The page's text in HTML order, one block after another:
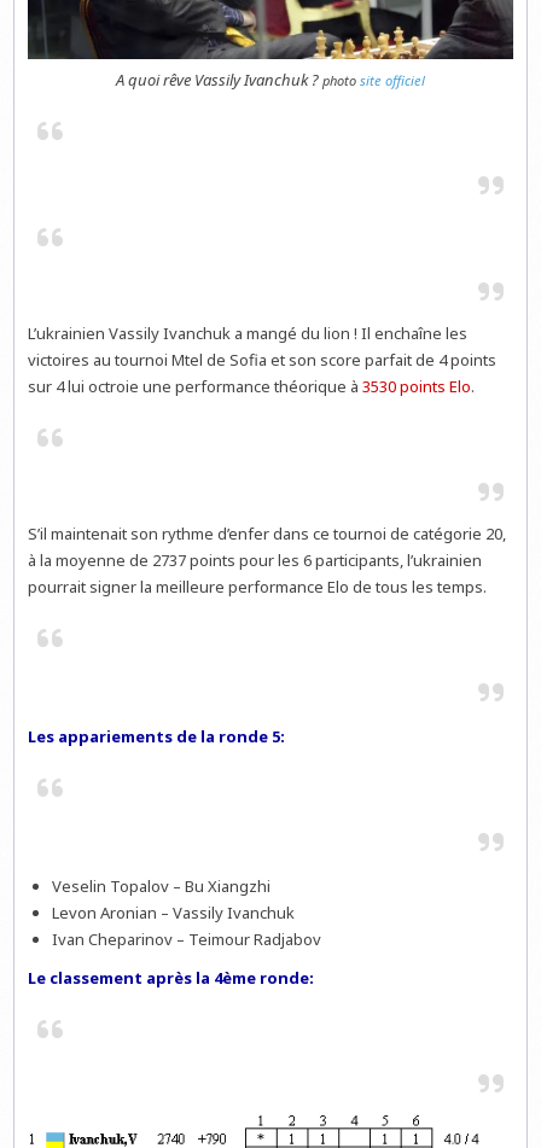
A quoi rêve Vassily Ivanchuk ? photo site officiel
L’ukrainien Vassily Ivanchuk a mangé du lion ! Il enchaîne les
victoires au tournoi Mtel de Sofia et son score parfait de 4 points
sur 4 lui octroie une performance théorique à3530 points Elo.
S’il maintenait son rythme d’enfer dans ce tournoi de catégorie 20,
à la moyenne de 2737 points pour les 6 participants, l’ukrainien
pourrait signer la meilleure performance Elo de tous les temps.
Les appariements de la ronde 5:
Veselin Topalov – Bu Xiangzhi
Levon Aronian – Vassily Ivanchuk
Ivan Cheparinov – Teimour Radjabov
Le classement après la 4ème ronde: